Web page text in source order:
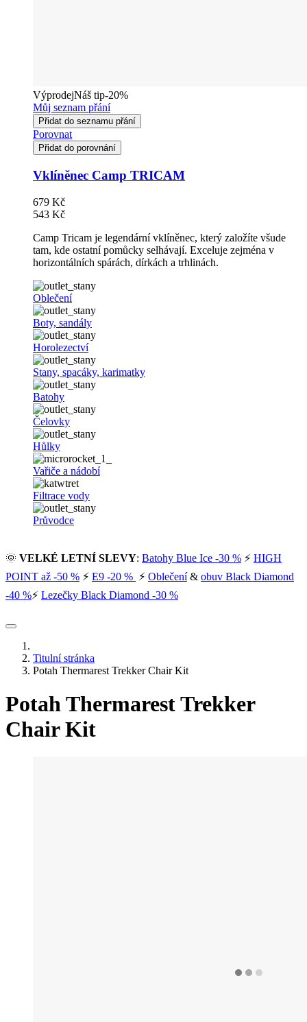
VýprodejNáš tip-20%
Můj seznam přání
Přidat do seznamu přání
Porovnat
Přidat do porovnání
Vklíněnec Camp TRICAM
679 Kč
543 Kč
Camp Tricam je legendární vklíněnec, který založíte všude
tam, kde ostatní pomůcky selhávají. Exceluje zejména v
horizontálních spárách, dírkách a trhlinách.
Oblečení
Boty, sandály
Horolezectví
Stany, spacáky, karimatky
Batohy
Čelovky
Hůlky
Vařiče a nádobí
Filtrace vody
Průvodce
🌞 VELKÉ LETNÍ SLEVY: Batohy Blue Ice -30 % ⚡ HIGH
POINT až -50 % ⚡ E9 -20 % ⚡ Oblečení& obuv Black Diamond
-40 %⚡ Lezečky Black Diamond -30 %
Titulní stránka
Potah Thermarest Trekker Chair Kit
Potah Thermarest Trekker
Chair Kit